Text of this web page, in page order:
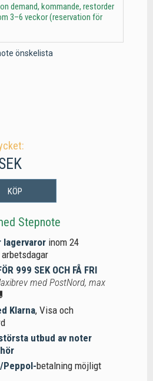
demand, kommande, restorder
3–6 veckor (reservation för
önskelista
KÖP
Stepnote
lagervaror inom 24
999 SEK OCH FÅ FRI
med PostNord, max
Klarna, Visa och
utbud av noter
Peppol-betalning möjligt